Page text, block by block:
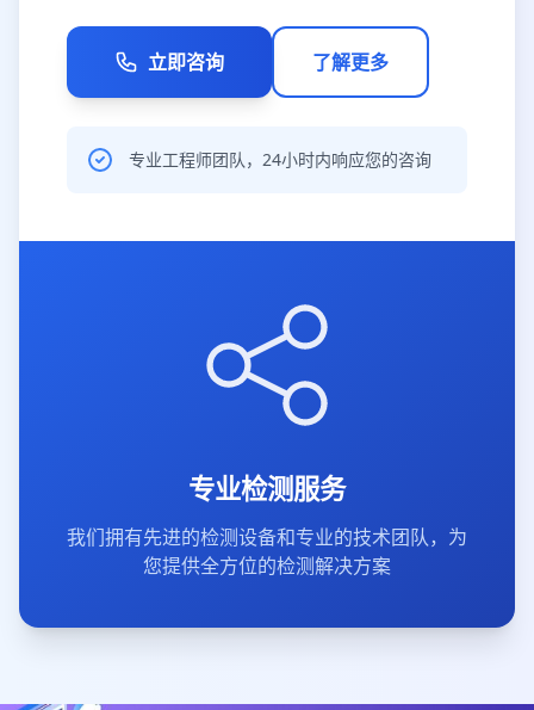
立即咨询 了解更多
专业工程师团队，24小时内响应您的咨询
专业检测服务
我们拥有先进的检测设备和专业的技术团队，为
您提供全方位的检测解决方案